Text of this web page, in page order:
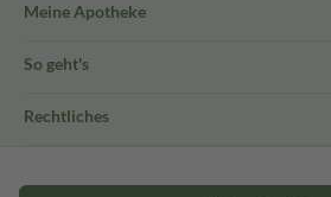
Meine Apotheke
So geht's
Rechtliches